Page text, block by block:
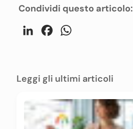
Condividi questo articolo:
LinkedInFacebook
Leggi gli ultimi articoli